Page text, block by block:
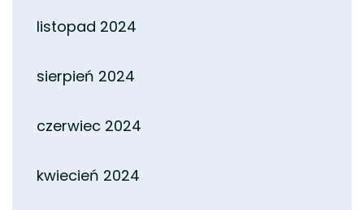
listopad 2024
sierpień 2024
czerwiec 2024
kwiecień 2024